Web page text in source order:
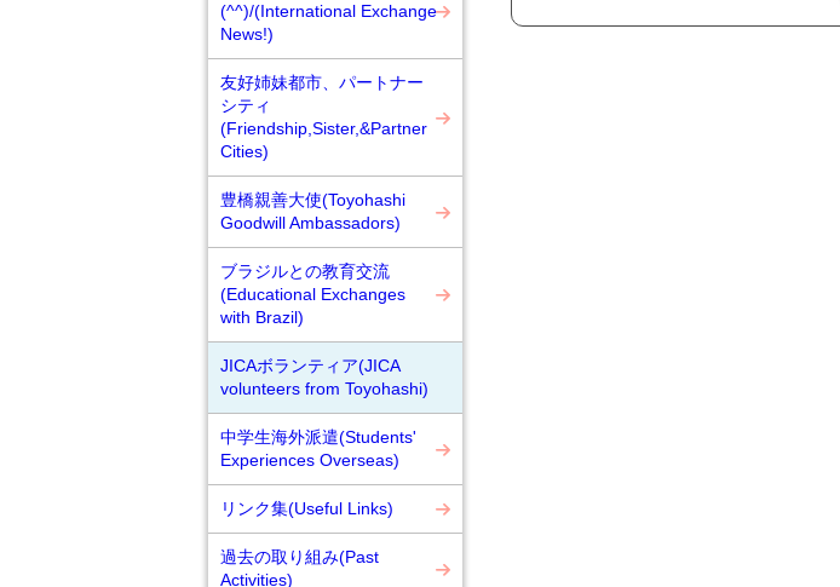
(^^)/(International Exchange
News!)
友好姉妹都市、パートナー
シティ
(Friendship,Sister,&Partner
Cities)
豊橋親善大使(Toyohashi
Goodwill Ambassadors)
ブラジルとの教育交流
(Educational Exchanges
with Brazil)
JICAボランティア(JICA
volunteers from Toyohashi)
中学生海外派遣(Students'
Experiences Overseas)
リンク集(Useful Links)
過去の取り組み(Past
Activities)